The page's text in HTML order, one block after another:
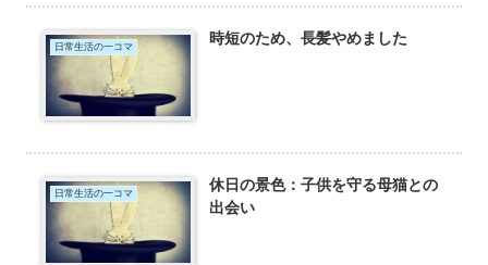
日常生活の一コマ 時短のため、長髪やめました
日常生活の一コマ
休日の景色：子供を守る母猫との
出会い